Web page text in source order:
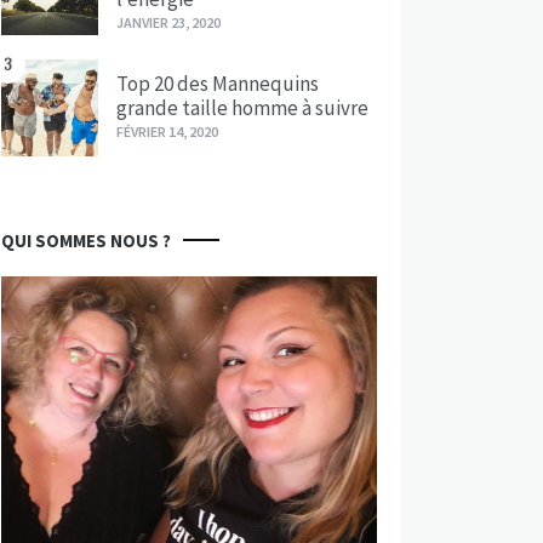
JANVIER 23, 2020
3
Top 20 des Mannequins
grande taille homme à suivre
FÉVRIER 14, 2020
QUI SOMMES NOUS ?